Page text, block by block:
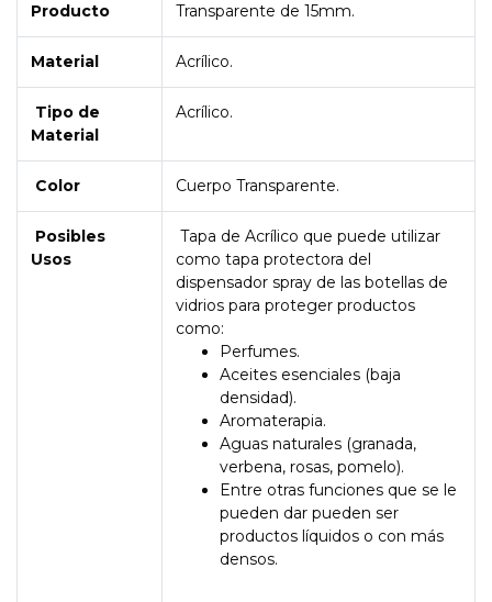
Producto
Transparente de 15mm.
Material Acrílico.
Tipo de
Material
Acrílico.
Color Cuerpo Transparente.
Posibles
Usos
Tapa de Acrílico que puede utilizar
como tapa protectora del
dispensador spray de las botellas de
vidrios para proteger productos
como:
Perfumes.
Aceites esenciales (baja
densidad).
Aromaterapia.
Aguas naturales (granada,
verbena, rosas, pomelo).
Entre otras funciones que se le
pueden dar pueden ser
productos líquidos o con más
densos.